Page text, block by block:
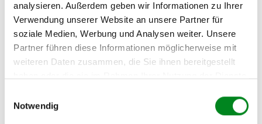
analysieren. Außerdem geben wir Informationen zu Ihrer
Verwendung unserer Website an unsere Partner für
soziale Medien, Werbung und Analysen weiter. Unsere
Partner führen diese Informationen möglicherweise mit
weiteren Daten zusammen, die Sie ihnen bereitgestellt
Notwendig
Zur exakten Fahrzeug-Identifizierung können Sie auch unseren
Support kontaktieren (
Chat
, Telefon oder E-Mail).
Wir benötigen folgende Fahrzeugdaten:
(2.1) und zu 3 (2.2) oder Fahrgestellnummer.
Fahrzeug-Suche für AT-Servopumpen